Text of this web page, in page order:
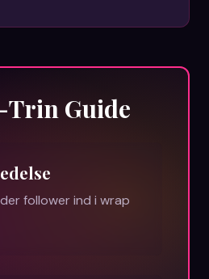
Guide
follower ind i wrap